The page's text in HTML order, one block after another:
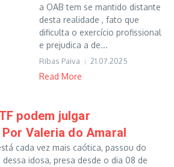
a OAB tem se mantido distante
desta realidade , fato que
dificulta o exercício profissional
e prejudica a de...
Ribas Paiva 21.07.2025
Read More
podem julgar
Valeria do Amaral
cada vez mais caótica, passou do
idosa, presa desde o dia 08 de